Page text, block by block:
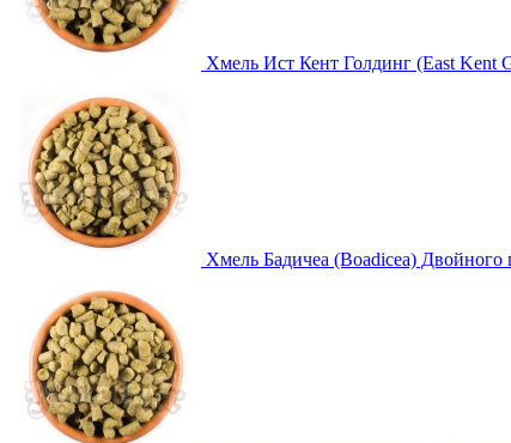
Хмель Ист Кент Голдинг (East Kent
Хмель Бадичеа (Boadicea) Двойного